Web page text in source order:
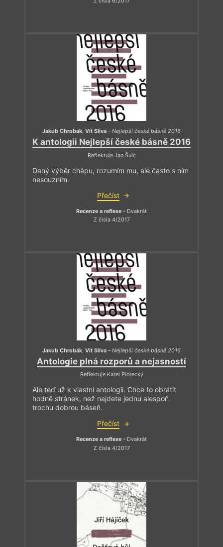
Jakub Chrobák, Vít Slíva –Nejlepší české básně 2016
K antologii Nejlepší české básně 2016
Reflektuje Jan Šulc
Daný výběr chápu, rozumím mu, ale často s ním
nesouzním.
Přečíst
Recenze a reflexe – Dvakrát
Z čísla 4/2017
Jakub Chrobák Vít Slíva –Nejlepší české básně 2016
Antologie plná rozporů a nejasností
Reflektuje Karel Piorecký
Ale teď už k vlastní antologii. Chce to obrátit
hodně stránek, než najdete jednu alespoň
trochu dobrou báseň.
Přečíst
Recenze a reflexe – Dvakrát
Z čísla 4/2017